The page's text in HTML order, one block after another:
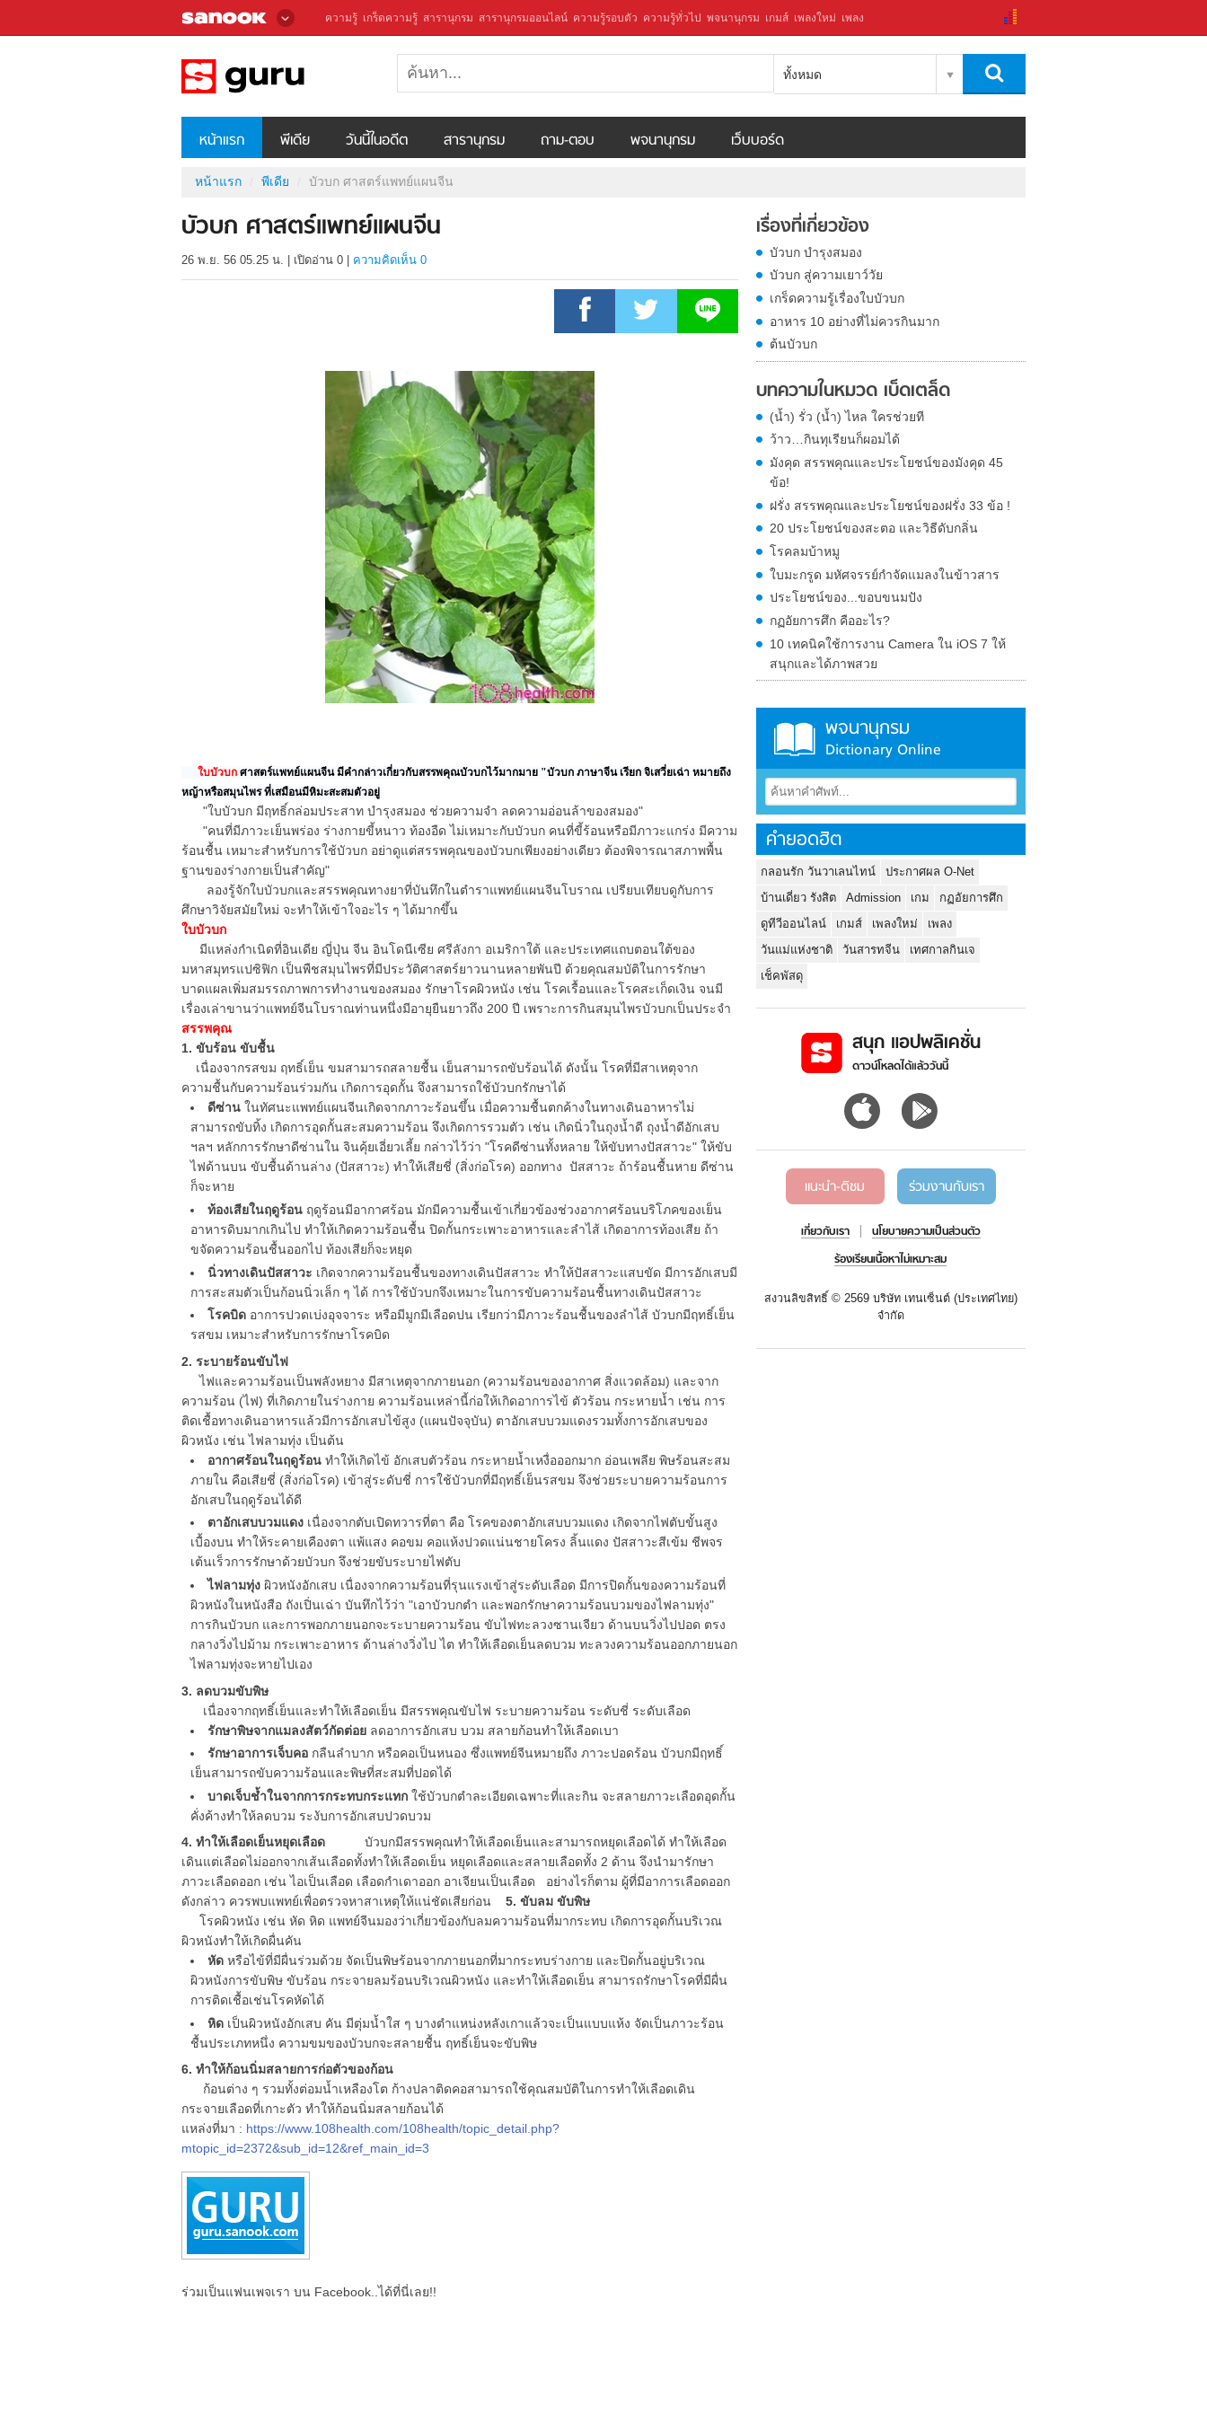
ความรู้ เกร็ดความรู้ สารานุกรม สารานุกรมออนไลน์ ความรู้รอบตัว ความรู้ทั่วไป พจนานุกรม เกมส์ เพลงใหม่ เพลง
ทั้งหมด
หน้าแรก พีเดีย วันนี้ในอดีต สารานุกรม ถาม-ตอบ พจนานุกรม เว็บบอร์ด
หน้าแรก พีเดีย บัวบก ศาสตร์แพทย์แผนจีน
บัวบก ศาสตร์แพทย์แผนจีน
26 พ.ย. 56 05.25 น. เปิดอ่าน 0 ความคิดเห็น 0
ใบบัวบก ศาสตร์แพทย์แผนจีน มีคำกล่าวเกี่ยวกับสรรพคุณบัวบกไว้มากมาย "บัวบก ภาษาจีน เรียก จิเสวี่ยเฉ่า หมายถึง
หญ้าหรือสมุนไพร ที่เสมือนมีหิมะสะสมตัวอยู่
"ใบบัวบก มีฤทธิ์กล่อมประสาท บำรุงสมอง ช่วยความจำ ลดความอ่อนล้าของสมอง"
"คนที่มีภาวะเย็นพร่อง ร่างกายขี้หนาว ท้องอืด ไม่เหมาะกับบัวบก คนที่ขี้ร้อนหรือมีภาวะแกร่ง มีความ
ร้อนชื้น เหมาะสำหรับการใช้บัวบก อย่าดูแต่สรรพคุณของบัวบกเพียงอย่างเดียว ต้องพิจารณาสภาพพื้น
ฐานของร่างกายเป็นสำคัญ"
ลองรู้จักใบบัวบกและสรรพคุณทางยาที่บันทึกในตำราแพทย์แผนจีนโบราณ เปรียบเทียบดูกับการ
ศึกษาวิจัยสมัยใหม่ จะทำให้เข้าใจอะไร ๆ ได้มากขึ้น
ใบบัวบก
มีแหล่งกำเนิดที่อินเดีย ญี่ปุ่น จีน อินโดนีเซีย ศรีลังกา อเมริกาใต้ และประเทศแถบตอนใต้ของ
มหาสมุทรแปซิฟิก เป็นพืชสมุนไพรที่มีประวัติศาสตร์ยาวนานหลายพันปี ด้วยคุณสมบัติในการรักษา
บาดแผลเพิ่มสมรรถภาพการทำงานของสมอง รักษาโรคผิวหนัง เช่น โรคเรื้อนและโรคสะเก็ดเงิน จนมี
เรื่องเล่าขานว่าแพทย์จีนโบราณท่านหนึ่งมีอายุยืนยาวถึง 200 ปี เพราะการกินสมุนไพรบัวบกเป็นประจำ
สรรพคุณ
1. ขับร้อน ขับชื้น
เนื่องจากรสขม ฤทธิ์เย็น ขมสามารถสลายชื้น เย็นสามารถขับร้อนได้ ดังนั้น โรคที่มีสาเหตุจาก
ความชื้นกับความร้อนร่วมกัน เกิดการอุดกั้น จึงสามารถใช้บัวบกรักษาได้
ดีซ่าน ในทัศนะแพทย์แผนจีนเกิดจากภาวะร้อนขึ้น เมื่อความชื้นตกค้างในทางเดินอาหารไม่
สามารถขับทิ้ง เกิดการอุดกั้นสะสมความร้อน จึงเกิดการรวมตัว เช่น เกิดนิ่วในถุงน้ำดี ถุงน้ำดีอักเสบ
ฯลฯ หลักการรักษาดีซ่านใน จินคุ้ยเอี่ยวเลี้ย กล่าวไว้ว่า "โรคดีซ่านทั้งหลาย ให้ขับทางปัสสาวะ" ให้ขับ
ไฟด้านบน ขับชื้นด้านล่าง (ปัสสาวะ) ทำให้เสียชี่ (สิ่งก่อโรค) ออกทาง ปัสสาวะ ถ้าร้อนชื้นหาย ดีซ่าน
ก็จะหาย
ท้องเสียในฤดูร้อน ฤดูร้อนมีอากาศร้อน มักมีความชื้นเข้าเกี่ยวข้องช่วงอากาศร้อนบริโภคของเย็น
อาหารดิบมากเกินไป ทำให้เกิดความร้อนชื้น ปิดกั้นกระเพาะอาหารและลำไส้ เกิดอาการท้องเสีย ถ้า
ขจัดความร้อนชื้นออกไป ท้องเสียก็จะหยุด
นิ่วทางเดินปัสสาวะ เกิดจากความร้อนชื้นของทางเดินปัสสาวะ ทำให้ปัสสาวะแสบขัด มีการอักเสบมี
การสะสมตัวเป็นก้อนนิ่วเล็ก ๆ ได้ การใช้บัวบกจึงเหมาะในการขับความร้อนชื้นทางเดินปัสสาวะ
โรคบิด อาการปวดเบ่งอุจจาระ หรือมีมูกมีเลือดปน เรียกว่ามีภาวะร้อนชื้นของลำไส้ บัวบกมีฤทธิ์เย็น
รสขม เหมาะสำหรับการรักษาโรคบิด
2. ระบายร้อนขับไฟ
ไฟและความร้อนเป็นพลังหยาง มีสาเหตุจากภายนอก (ความร้อนของอากาศ สิ่งแวดล้อม) และจาก
ความร้อน (ไฟ) ที่เกิดภายในร่างกาย ความร้อนเหล่านี้ก่อให้เกิดอาการไข้ ตัวร้อน กระหายน้ำ เช่น การ
ติดเชื้อทางเดินอาหารแล้วมีการอักเสบไข้สูง (แผนปัจจุบัน) ตาอักเสบบวมแดงรวมทั้งการอักเสบของ
ผิวหนัง เช่น ไฟลามทุ่ง เป็นต้น
อากาศร้อนในฤดูร้อน ทำให้เกิดไข้ อักเสบตัวร้อน กระหายน้ำเหงื่อออกมาก อ่อนเพลีย พิษร้อนสะสม
ภายใน คือเสียชี่ (สิ่งก่อโรค) เข้าสู่ระดับชี่ การใช้บัวบกที่มีฤทธิ์เย็นรสขม จึงช่วยระบายความร้อนการ
อักเสบในฤดูร้อนได้ดี
ตาอักเสบบวมแดง เนื่องจากตับเปิดทวารที่ตา คือ โรคของตาอักเสบบวมแดง เกิดจากไฟตับขั้นสูง
เบื้องบน ทำให้ระคายเคืองตา แพ้แสง คอขม คอแห้งปวดแน่นชายโครง ลิ้นแดง ปัสสาวะสีเข้ม ชีพจร
เต้นเร็วการรักษาด้วยบัวบก จึงช่วยขับระบายไฟตับ
ไฟลามทุ่ง ผิวหนังอักเสบ เนื่องจากความร้อนที่รุนแรงเข้าสู่ระดับเลือด มีการปิดกั้นของความร้อนที่
ผิวหนังในหนังสือ ถังเปิ่นเฉ่า บันทึกไว้ว่า "เอาบัวบกตำ และพอกรักษาความร้อนบวมของไฟลามทุ่ง"
การกินบัวบก และการพอกภายนอกจะระบายความร้อน ขับไฟทะลวงซานเจียว ด้านบนวิ่งไปปอด ตรง
กลางวิ่งไปม้าม กระเพาะอาหาร ด้านล่างวิ่งไป ไต ทำให้เลือดเย็นลดบวม ทะลวงความร้อนออกภายนอก
ไฟลามทุ่งจะหายไปเอง
3. ลดบวมขับพิษ
เนื่องจากฤทธิ์เย็นและทำให้เลือดเย็น มีสรรพคุณขับไฟ ระบายความร้อน ระดับชี่ ระดับเลือด
รักษาพิษจากแมลงสัตว์กัดต่อย ลดอาการอักเสบ บวม สลายก้อนทำให้เลือดเบา
รักษาอาการเจ็บคอ กลืนลำบาก หรือคอเป็นหนอง ซึ่งแพทย์จีนหมายถึง ภาวะปอดร้อน บัวบกมีฤทธิ์
เย็นสามารถขับความร้อนและพิษที่สะสมที่ปอดได้
บาดเจ็บช้ำในจากการกระทบกระแทก ใช้บัวบกตำละเอียดเฉพาะที่และกิน จะสลายภาวะเลือดอุดกั้น
คั่งค้างทำให้ลดบวม ระงับการอักเสบปวดบวม
4. ทำให้เลือดเย็นหยุดเลือด บัวบกมีสรรพคุณทำให้เลือดเย็นและสามารถหยุดเลือดได้ ทำให้เลือด
เดินแต่เลือดไม่ออกจากเส้นเลือดทั้งทำให้เลือดเย็น หยุดเลือดและสลายเลือดทั้ง 2 ด้าน จึงนำมารักษา
ภาวะเลือดออก เช่น ไอเป็นเลือด เลือดกำเดาออก อาเจียนเป็นเลือด อย่างไรก็ตาม ผู้ที่มีอาการเลือดออก
ดังกล่าว ควรพบแพทย์เพื่อตรวจหาสาเหตุให้แน่ชัดเสียก่อน
5. ขับลม ขับพิษ
โรคผิวหนัง เช่น หัด หิด แพทย์จีนมองว่าเกี่ยวข้องกับลมความร้อนที่มากระทบ เกิดการอุดกั้นบริเวณ
ผิวหนังทำให้เกิดผื่นคัน
หัด หรือไข้ที่มีผื่นร่วมด้วย จัดเป็นพิษร้อนจากภายนอกที่มากระทบร่างกาย และปิดกั้นอยู่บริเวณ
ผิวหนังการขับพิษ ขับร้อน กระจายลมร้อนบริเวณผิวหนัง และทำให้เลือดเย็น สามารถรักษาโรคที่มีผื่น
การติดเชื้อเช่นโรคหัดได้
หิด เป็นผิวหนังอักเสบ คัน มีตุ่มน้ำใส ๆ บางตำแหน่งหลังเกาแล้วจะเป็นแบบแห้ง จัดเป็นภาวะร้อน
ชื้นประเภทหนึ่ง ความขมของบัวบกจะสลายชื้น ฤทธิ์เย็นจะขับพิษ
6. ทำให้ก้อนนิ่มสลายการก่อตัวของก้อน
ก้อนต่าง ๆ รวมทั้งต่อมน้ำเหลืองโต ก้างปลาติดคอสามารถใช้คุณสมบัติในการทำให้เลือดเดิน
กระจายเลือดที่เกาะตัว ทำให้ก้อนนิ่มสลายก้อนได้
แหล่งที่มา : https://www.108health.com/108health/topic_detail.php?
mtopic_id=2372&sub_id=12&ref_main_id=3
ร่วมเป็นแฟนเพจเรา บน Facebook..ได้ที่นี่เลย!!
เรื่องที่เกี่ยวข้อง
บัวบก บำรุงสมอง
บัวบก สู่ความเยาว์วัย
เกร็ดความรู้เรื่องใบบัวบก
อาหาร 10 อย่างที่ไม่ควรกินมาก
ต้นบัวบก
บทความในหมวด เบ็ดเตล็ด
(น้ำ) รั่ว (น้ำ) ไหล ใครช่วยที
ว้าว…กินทุเรียนก็ผอมได้
มังคุด สรรพคุณและประโยชน์ของมังคุด 45
ข้อ!
ฝรั่ง สรรพคุณและประโยชน์ของฝรั่ง 33 ข้อ !
20 ประโยชน์ของสะตอ และวิธีดับกลิ่น
โรคลมบ้าหมู
ใบมะกรูด มหัศจรรย์กำจัดแมลงในข้าวสาร
ประโยชน์ของ...ขอบขนมปัง
กฏอัยการศึก คืออะไร?
10 เทคนิคใช้การงาน Camera ใน iOS 7 ให้
สนุกและได้ภาพสวย
พจนานุกรม
Dictionary Online
คำยอดฮิต
กลอนรัก วันวาเลนไทน์
ประกาศผล O-Net
บ้านเดี่ยว รังสิต
Admission เกม
กฏอัยการศึก
ดูทีวีออนไลน์
เกมส์ เพลงใหม่
เพลง
วันแม่แห่งชาติ
วันสารทจีน
เทศกาลกินเจ
เช็คพัสดุ
สนุก แอปพลิเคชั่น
ดาวน์โหลดได้แล้ววันนี้
แนะนำ-ติชม ร่วมงานกับเรา
เกี่ยวกับเรา
นโยบายความเป็นส่วนตัว
ร้องเรียนเนื้อหาไม่เหมาะสม
สงวนลิขสิทธิ์ © 2569 บริษัท เทนเซ็นต์ (ประเทศไทย)
จำกัด